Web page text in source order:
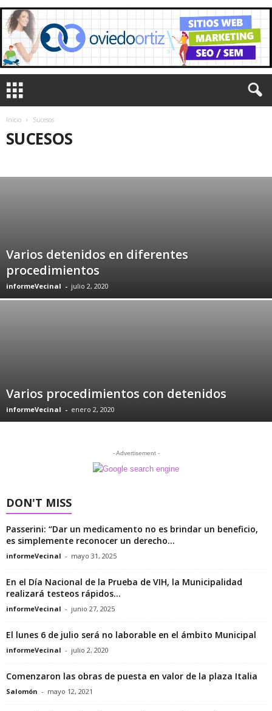
Inicio Sucesos
SUCESOS
Varios detenidos en diferentes
procedimientos
informeVecinal - julio 2, 2020
Varios procedimientos con detenidos
informeVecinal - enero 2, 2020
- Advertisement -
DON'T MISS
Passerini: “Dar un medicamento no es brindar un beneficio,
es simplemente reconocer un derecho...
informeVecinal - mayo 31, 2025
En el Día Nacional de la Prueba de VIH, la Municipalidad
realizará testeos rápidos...
informeVecinal - junio 27, 2025
El lunes 6 de julio será no laborable en el ámbito Municipal
informeVecinal - julio 2, 2020
Comenzaron las obras de puesta en valor de la plaza Italia
Salomón - mayo 12, 2021